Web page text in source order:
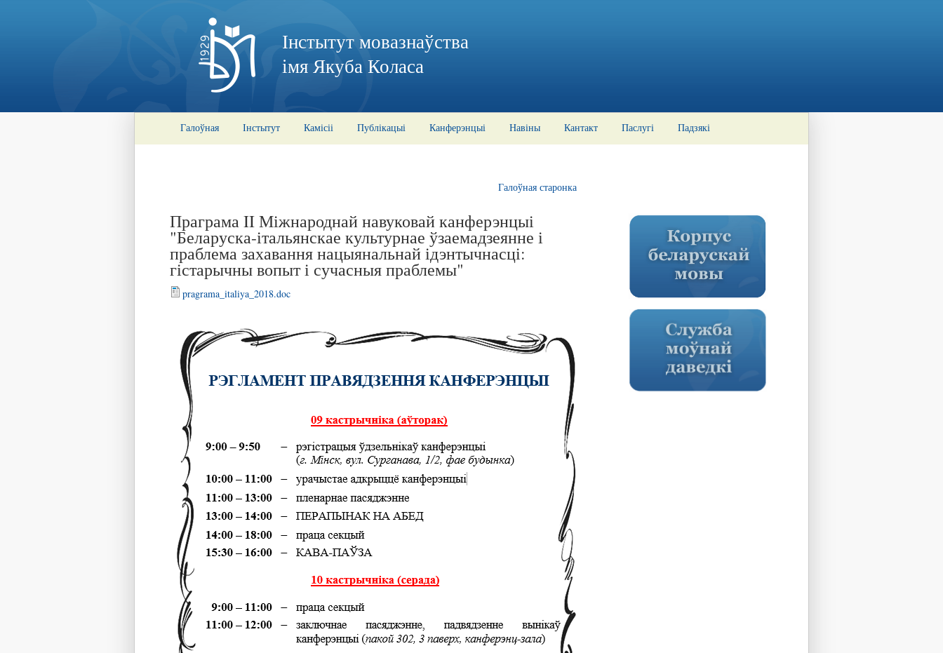
Інстытут мовазнаўства
імя Якуба Коласа
Галоўная Інстытут Камісіі Публікацыі Канферэнцыі Навіны Кантакт Паслугі Падзякі
Галоўная старонка
Праграма II Міжнароднай навуковай канферэнцыі
"Беларуска-італьянскае культурнае ўзаемадзеянне і
праблема захавання нацыянальнай ідэнтычнасці:
гістарычны вопыт і сучасныя праблемы"
pragrama_italiya_2018.doc